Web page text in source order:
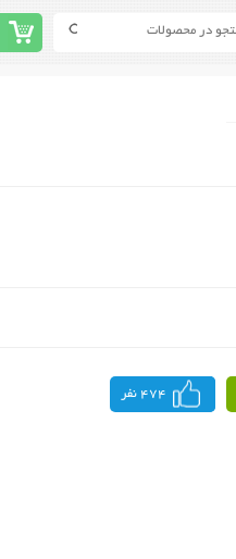
474 نفر